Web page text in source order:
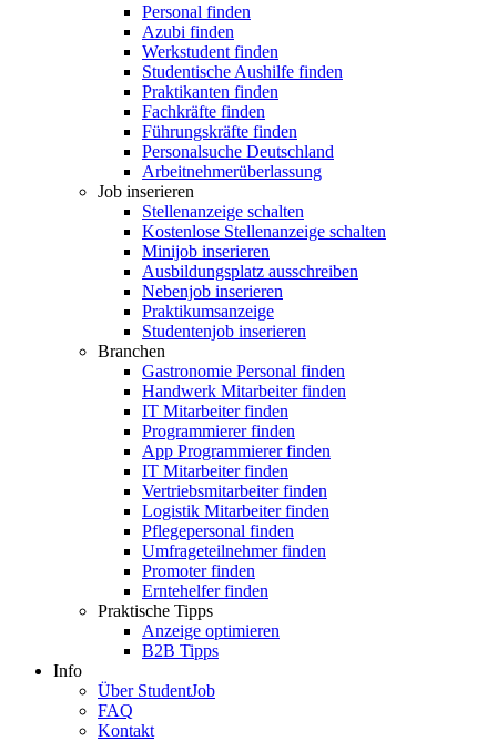
Personal finden
Azubi finden
Werkstudent finden
Studentische Aushilfe finden
Praktikanten finden
Fachkräfte finden
Führungskräfte finden
Personalsuche Deutschland
Arbeitnehmerüberlassung
Job inserieren
Stellenanzeige schalten
Kostenlose Stellenanzeige schalten
Minijob inserieren
Ausbildungsplatz ausschreiben
Nebenjob inserieren
Praktikumsanzeige
Studentenjob inserieren
Branchen
Gastronomie Personal finden
Handwerk Mitarbeiter finden
IT Mitarbeiter finden
Programmierer finden
App Programmierer finden
IT Mitarbeiter finden
Vertriebsmitarbeiter finden
Logistik Mitarbeiter finden
Pflegepersonal finden
Umfrageteilnehmer finden
Promoter finden
Erntehelfer finden
Praktische Tipps
Anzeige optimieren
B2B Tipps
Info
Über StudentJob
FAQ
Kontakt